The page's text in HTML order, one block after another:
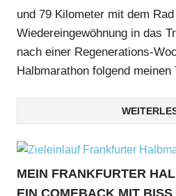
und 79 Kilometer mit dem
Wiedereingewöhnung in das
nach einer Regenerations-
Halbmarathon folgend meinen
MEIN FRANKFURTER